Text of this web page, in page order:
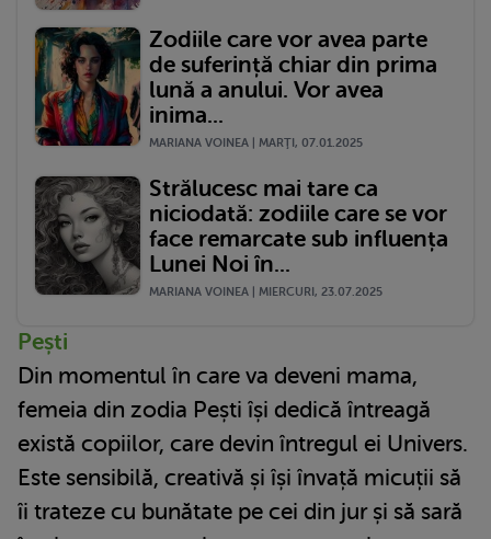
Zodiile care vor avea parte
de suferință chiar din prima
lună a anului. Vor avea
inima...
MARIANA VOINEA | MARŢI, 07.01.2025
Strălucesc mai tare ca
niciodată: zodiile care se vor
face remarcate sub influența
Lunei Noi în...
MARIANA VOINEA | MIERCURI, 23.07.2025
Pești
Din momentul în care va deveni mama,
femeia din zodia Pești își dedică întreagă
există copiilor, care devin întregul ei Univers.
Este sensibilă, creativă și își învață micuții să
îi trateze cu bunătate pe cei din jur și să sară